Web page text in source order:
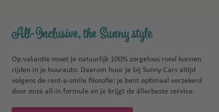
All-Inclusive, the Sunny style
Op vakantie moet je natuurlijk 100% zorgeloos rond kunnen
rijden in je huurauto. Daarom huur je bij Sunny Cars altijd
volgens de rent-a-smile filosofie: je bent optimaal verzekerd
door onze all-in formule en je krijgt de állerbeste service.